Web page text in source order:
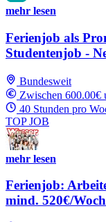
mehr lesen
Ferienjob als
Studentenjob -
Bundesweit
Zwischen 600.00€
40 Stunden pro
TOP JOB
mehr lesen
Ferienjob:
mind. 520€/